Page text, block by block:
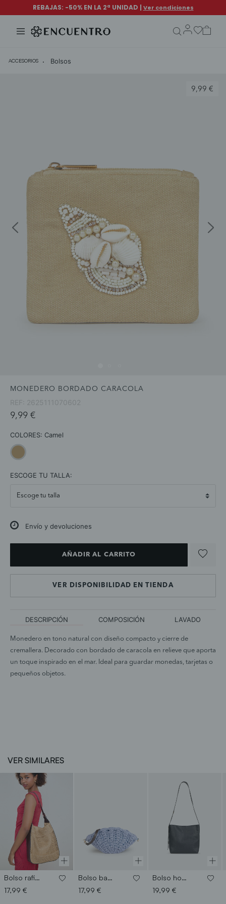
ACCESORIOS Bolsos
9,99 €
MONEDERO BORDADO CARACOLA
REF: 2625111070602
9,99 €
COLORES: Camel
ESCOGE TU TALLA:
Envío y devoluciones
AÑADIR AL CARRITO
VER DISPONIBILIDAD EN TIENDA
DESCRIPCIÓN COMPOSICIÓN LAVADO
Monedero en tono natural con diseño compacto y cierre de
cremallera. Decorado con bordado de caracola en relieve que aporta
un toque inspirado en el mar. Ideal para guardar monedas, tarjetas o
pequeños objetos.
VER SIMILARES
Bolso rafia hombro
17,99 €
Bolso bandolera concha
17,99 €
Bolso hombro trenzado
19,99 €